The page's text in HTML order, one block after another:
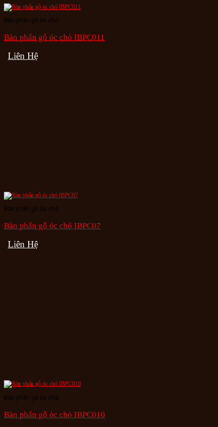
Bàn phấn gỗ óc chó
Bàn phấn gỗ óc chó IBPC011
Liên Hệ
Bàn phấn gỗ óc chó
Bàn phấn gỗ óc chó IBPC07
Liên Hệ
Bàn phấn gỗ óc chó
Bàn phấn gỗ óc chó IBPC010